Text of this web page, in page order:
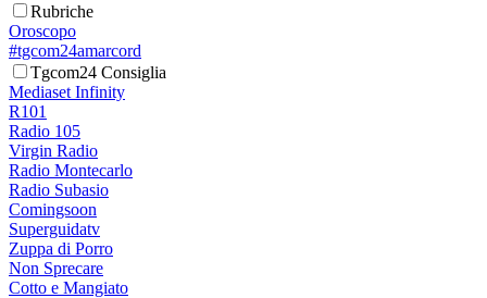
Rubriche
Oroscopo
#tgcom24amarcord
Tgcom24 Consiglia
Mediaset Infinity
R101
Radio 105
Virgin Radio
Radio Montecarlo
Radio Subasio
Comingsoon
Superguidatv
Zuppa di Porro
Non Sprecare
Cotto e Mangiato